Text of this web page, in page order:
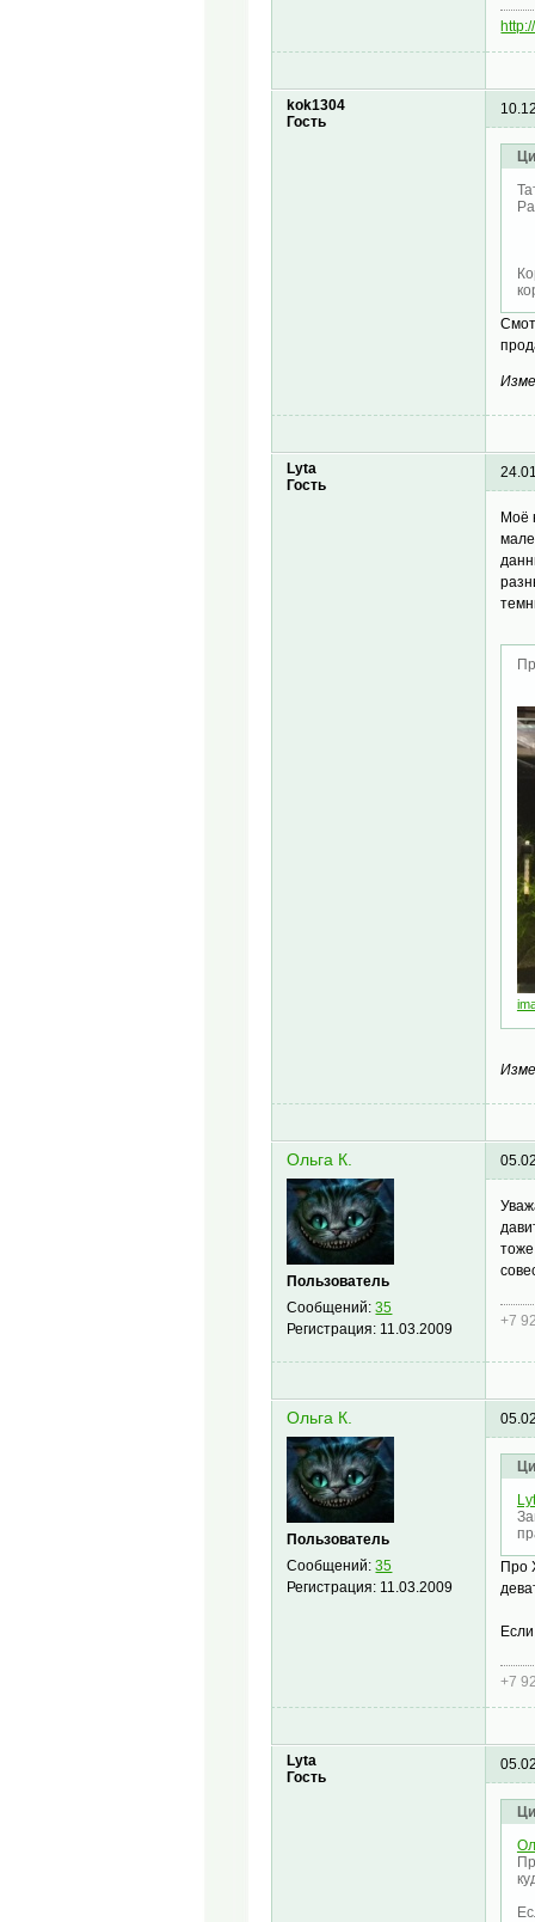
kok1304
Гость
Lyta
Гость
Моё
Ольга К.
Пользователь
Сообщений:35
Регистрация: 11.03.2009 +7
Ольга К.
Пользователь
Сообщений:35
Регистрация: 11.03.2009
Про
+7
Lyta
Гость